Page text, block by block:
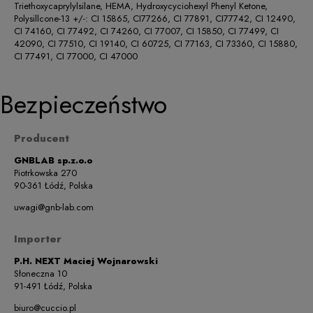
Triethoxycaprylylsilane, HEMA, Hydroxycyciohexyl Phenyl Ketone,
Polysillcone-13 +/-: CI 15865, CI77266, CI 77891, CI77742, CI 12490,
CI 74160, CI 77492, CI 74260, CI 77007, CI 15850, CI 77499, CI
42090, CI 77510, CI 19140, CI 60725, CI 77163, CI 73360, CI 15880,
CI 77491, CI 77000, CI 47000
Bezpieczeństwo
Producent
GNBLAB sp.z.o.o
Piotrkowska 270
90-361 Łódź, Polska
uwagi@gnb-lab.com
Importer
P.H. NEXT Maciej Wojnarowski
Słoneczna 10
91-491 Łódź, Polska
biuro@cuccio.pl